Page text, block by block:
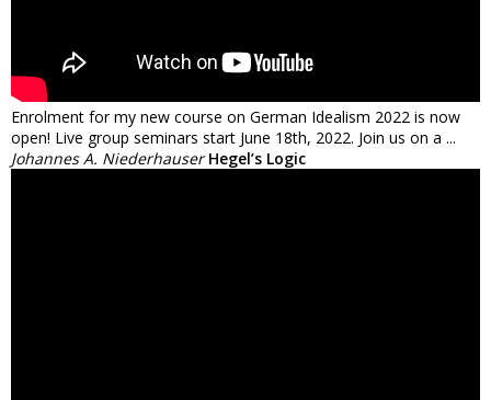
Enrolment for my new course on German Idealism 2022 is now
open! Live group seminars start June 18th, 2022. Join us on a ...
Johannes A. Niederhauser Hegel’s Logic